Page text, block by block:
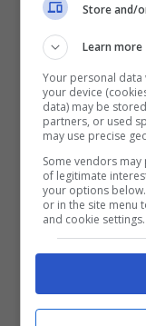
prevedono
scenderanno
Le massime
gradi sia al
cosa in più al
termico sarà
appena6
Meglio al
i 15 gradi e
Store and/
Learn more
Your personal
your device
data) may be
partners, or used
may use precise
Some vendors
of legitimate
your options
or in the site menu
and cookie settings.